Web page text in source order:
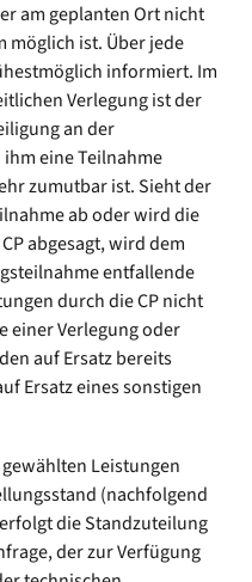
am geplanten Ort nicht
möglich ist. Über jede
informiert. Im
Verlegung ist der
an der
eine Teilnahme
zumutbar ist. Sieht der
ab oder wird die
abgesagt, wird dem
entfallende
durch die CP nicht
einer Verlegung oder
auf Ersatz bereits
Ersatz eines sonstigen
Leistungen
(nachfolgend
die Standzuteilung
der zur Verfügung